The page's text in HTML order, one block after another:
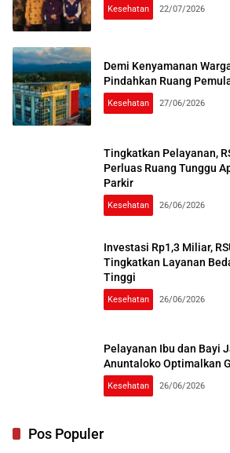
Kesehatan 22/07/2026
Demi Kenyamanan
Pindahkan Ruang
Kesehatan 27/06/2026
Tingkatkan Pelayanan,
Perluas Ruang Tunggu
Parkir
Kesehatan 26/06/2026
Investasi Rp1,3 Miliar,
Tingkatkan Layanan
Tinggi
Kesehatan 26/06/2026
Pelayanan Ibu dan Bayi
Anuntaloko Optimalkan
Kesehatan 26/06/2026
Pos Populer